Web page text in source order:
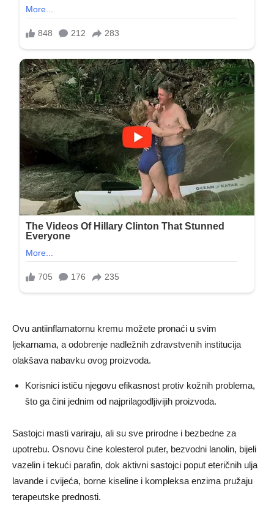
Ovu antiinflamatornu kremu možete pronaći u svim
ljekarnama, a odobrenje nadležnih zdravstvenih institucija
olakšava nabavku ovog proizvoda.
Korisnici ističu njegovu efikasnost protiv kožnih problema,
što ga čini jednim od najprilagodljivijih proizvoda.
Sastojci masti variraju, ali su sve prirodne i bezbedne za
upotrebu. Osnovu čine kolesterol puter, bezvodni lanolin, bijeli
vazelin i tekući parafin, dok aktivni sastojci poput eteričnih ulja
lavande i cvijeća, borne kiseline i kompleksa enzima pružaju
terapeutske prednosti.